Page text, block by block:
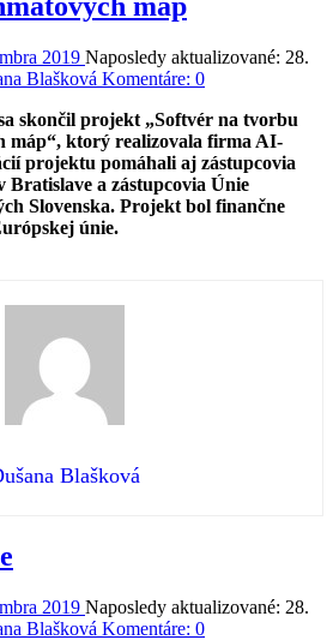
2019 Naposledy aktualizované: 28.
Blašková Komentáre: 0
skončil projekt „Softvér na tvorbu
máp“, ktorý realizovala firma AI-
projektu pomáhali aj zástupcovia
a zástupcovia Únie
Slovenska. Projekt bol finančne
únie.
Blašková
2019 Naposledy aktualizované: 28.
Blašková Komentáre: 0